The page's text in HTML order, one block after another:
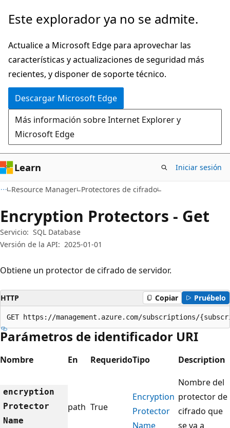
Ir
contenido
principal
Ir
la
navegación
en
la
página
Este explorador ya no se admite.
Actualice a Microsoft Edge para aprovechar las
características y actualizaciones de seguridad más
recientes, y disponer de soporte técnico.
Descargar Microsoft Edge
Más información sobre Internet Explorer y
Microsoft Edge
Learn Iniciar sesión
Resource Manager Protectores de cifrado
Encryption Protectors - Get
Servicio: SQL Database
Versión de la API: 2025-01-01
Obtiene un protector de cifrado de servidor.
HTTP Copiar Pruébelo
GET https://management.azure.com/subscriptions/
Parámetros de identificador URI
Nombre En RequeridoTipo Description
encryption
Protector
Name
path True
Encryption
Protector
Name
Nombre del
protector de
cifrado que
se va a